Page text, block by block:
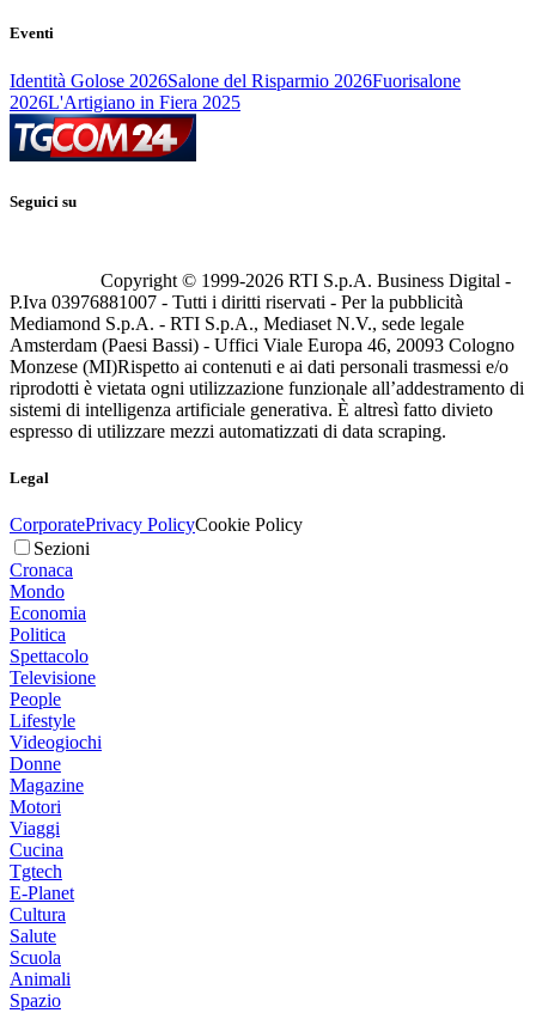
Eventi
Identità Golose 2026Salone del Risparmio 2026Fuorisalone
2026L'Artigiano in Fiera 2025
Seguici su
Copyright © 1999-2026 RTI S.p.A. Business Digital -
P.Iva 03976881007 - Tutti i diritti riservati - Per la pubblicità
Mediamond S.p.A. - RTI S.p.A., Mediaset N.V., sede legale
Amsterdam (Paesi Bassi) - Uffici Viale Europa 46, 20093 Cologno
Monzese (MI)Rispetto ai contenuti e ai dati personali trasmessi e/o
riprodotti è vietata ogni utilizzazione funzionale all’addestramento di
sistemi di intelligenza artificiale generativa. È altresì fatto divieto
espresso di utilizzare mezzi automatizzati di data scraping.
Legal
CorporatePrivacy PolicyCookie Policy
Sezioni
Cronaca
Mondo
Economia
Politica
Spettacolo
Televisione
People
Lifestyle
Videogiochi
Donne
Magazine
Motori
Viaggi
Cucina
Tgtech
E-Planet
Cultura
Salute
Scuola
Animali
Spazio